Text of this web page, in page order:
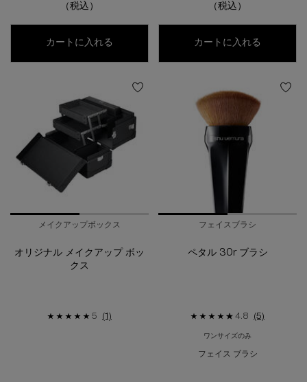
（税込）
カートに入れる カスタム パレット viii
（税込）
カートに入れる
メイクアップボックス
オリジナル メイクアップ ボッ
クス
5 (1)
フェイスブラシ
ペタル 30r ブラシ
4.8 (5)
ワンサイズのみ
フェイス ブラシ